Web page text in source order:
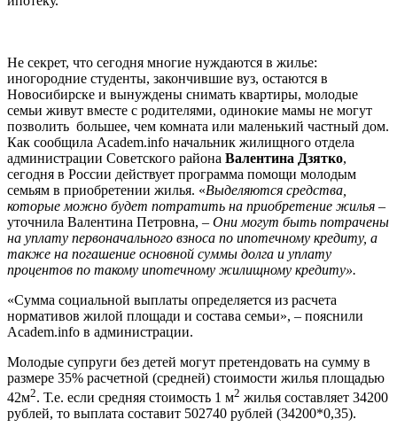
Не секрет, что сегодня многие нуждаются в жилье:
иногородние студенты, закончившие вуз, остаются в
Новосибирске и вынуждены снимать квартиры, молодые
семьи живут вместе с родителями, одинокие мамы не могут
позволить большее, чем комната или маленький частный дом.
Как сообщила Academ.info начальник жилищного отдела
администрации Советского района Валентина Дзятко,
сегодня в России действует программа помощи молодым
семьям в приобретении жилья. «Выделяются средства,
которые можно будет потратить на приобретение жилья –
уточнила Валентина Петровна, – Они могут быть потрачены
на уплату первоначального взноса по ипотечному кредиту, а
также на погашение основной суммы долга и уплату
процентов по такому ипотечному жилищному кредиту».
«Сумма социальной выплаты определяется из расчета
нормативов жилой площади и состава семьи», – пояснили
Academ.info в администрации.
Молодые супруги без детей могут претендовать на сумму в
размере 35% расчетной (средней) стоимости жилья площадью
42м2. Т.е. если средняя стоимость 1 м2 жилья составляет 34200
рублей, то выплата составит 502740 рублей (34200*0,35).